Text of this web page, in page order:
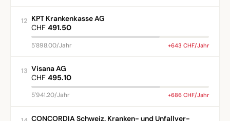
12 KPT Krankenkasse AG
CHF 491.50
5'898.00/Jahr +643 CHF/Jahr
13 Visana AG
CHF 495.10
5'941.20/Jahr +686 CHF/Jahr
CONCORDIA Schweiz. Kranken- und Unfallver-